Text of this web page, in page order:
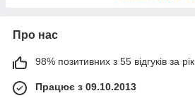
Про нас
98% позитивних з 55 відгуків за рік
Працює з 09.10.2013